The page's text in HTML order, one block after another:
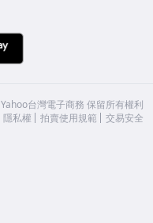
Yahoo台灣電子商務 保留所有權利
隱私權 拍賣使用規範 交易安全